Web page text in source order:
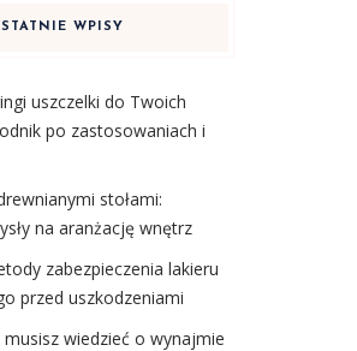
WPISY
uszczelki do Twoich
po zastosowaniach i
stołami:
na aranżację wnętrz
zabezpieczenia lakieru
przed uszkodzeniami
wiedzieć o wynajmie